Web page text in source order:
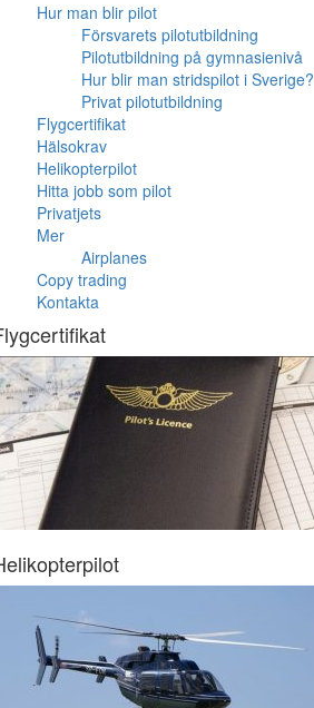
Hur man blir pilot
Försvarets pilotutbildning
Pilotutbildning på gymnasienivå
Hur blir man stridspilot i Sverige?
Privat pilotutbildning
Flygcertifikat
Hälsokrav
Helikopterpilot
Hitta jobb som pilot
Privatjets
Mer
Airplanes
Copy trading
Kontakta